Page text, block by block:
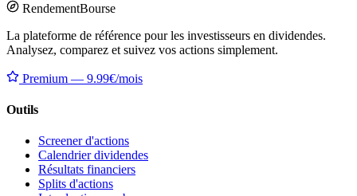
RendementBourse
La plateforme de référence pour les investisseurs en dividendes.
Analysez, comparez et suivez vos actions simplement.
Premium — 9.99€/mois
Outils
Screener d'actions
Calendrier dividendes
Résultats financiers
Splits d'actions